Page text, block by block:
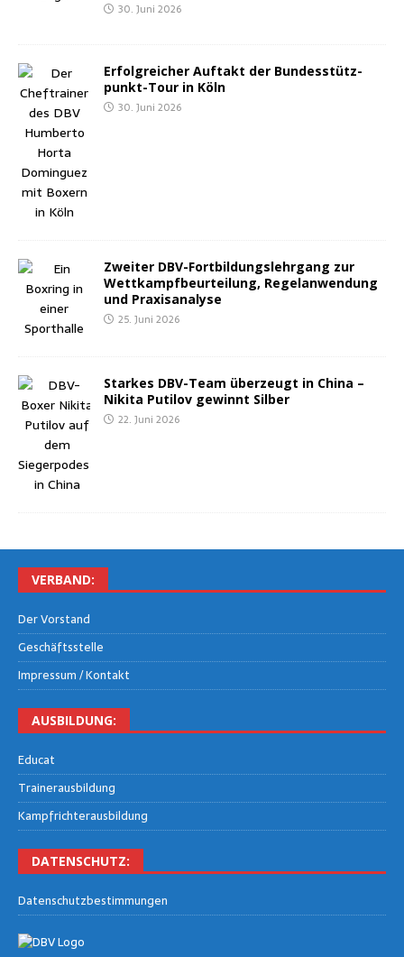
30. Juni 2026
Erfolg­rei­cher Auf­takt der Bun­des­stütz­
punkt-Tour in Köln
30. Juni 2026
Zwei­ter DBV-Fort­bil­dungs­lehr­gang zur
Wett­kampf­be­ur­tei­lung, Regel­an­wen­dung
und Praxisanalyse
25. Juni 2026
Star­kes DBV-Team über­zeugt in Chi­na –
Niki­ta Puti­l­ov gewinnt Silber
22. Juni 2026
VER­BAND:
Der Vor­stand
Geschäfts­stel­le
Impres­sum / Kontakt
AUS­BIL­DUNG:
Edu­cat
Trai­ner­aus­bil­dung
Kampf­rich­ter­aus­bil­dung
DATEN­SCHUTZ:
Daten­schutz­be­stim­mun­gen